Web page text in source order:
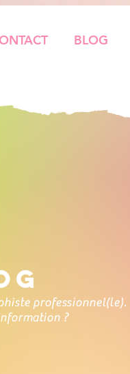
BLOG
professionnel(le).
?